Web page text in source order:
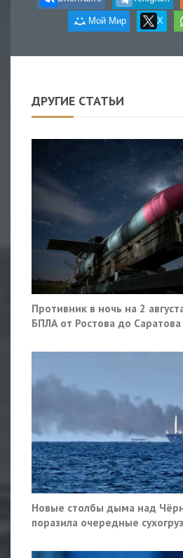
Мой Мир X
ДРУГИЕ СТАТЬИ
Противник в ночь на 2
БПЛА от Ростова до Саратова
Новые столбы дыма над
поразила очередные